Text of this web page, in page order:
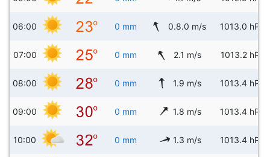
06:00 0 mm 0.8.0 m/s 1013.0 hPa
07:00 0 mm 2.1 m/s 1013.2 hPa
08:00 0 mm 1.9 m/s 1013.4 hPa
09:00 0 mm 1.8 m/s 1013.4 hPa
10:00 0 mm 1.3 m/s 1013.4 hPa